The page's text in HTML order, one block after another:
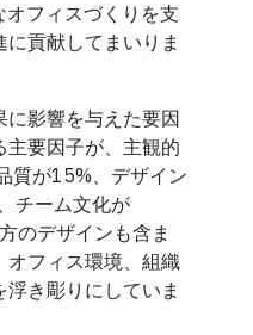
フィスづくりを支
貢献してまいりま
影響を与えた要因
要因子が、主観的
質が15%、デザイン
チーム文化が
のデザインも含ま
オフィス環境、組織
き彫りにしていま